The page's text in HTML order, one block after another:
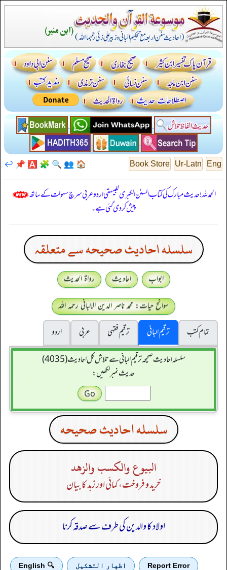
Eng
Ur-Latn
Book Store
🏠
👥
🔍
🧩
🅰️
📌
↩️
الحمدللہ! حدیث مبارک کی کتاب السنن الكبرى للبيهقي اردو عربی سرچ سہولت کے ساتھ
پیش کر دی گئی ہے۔
سلسله احاديث صحيحه سے متعلقہ
ابواب احادیث
رواۃ الحدیث
سوانح حیات: محمد ناصر الدین الالبانی رحمہ اللہ
تمام کتب
ترقیم البانی ترقيم فقہی عربی
اردو
سلسله احاديث صحيحه ترقیم البانی سے تلاش کل احادیث (4035)
حدیث نمبر لکھیں:
سلسله احاديث صحيحه
البيوع والكسب والزهد
خرید و فروخت، کمائی اور زہد کا بیان
اولاد کا والدین کی طرف سے صدقہ کرنا
Report Error اظهار التشكيل 🔍 English